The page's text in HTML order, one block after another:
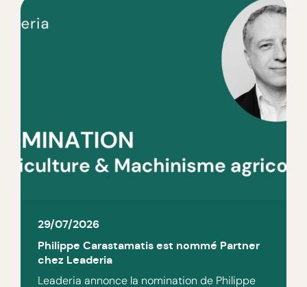
29/07/2026
Philippe Carastamatis est nommé Partner
chez Leaderia
Leaderia annonce la nomination de Philippe